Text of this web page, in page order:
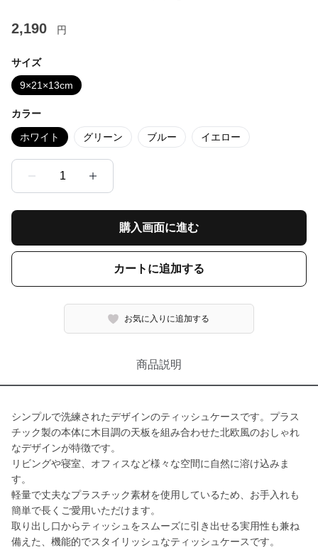
2,190 円
サイズ
9×21×13cm
カラー
ホワイト グリーン ブルー イエロー
1
購入画面に進む
カートに追加する
お気に入りに追加する
商品説明
シンプルで洗練されたデザインのティッシュケースです。プラス
チック製の本体に木目調の天板を組み合わせた北欧風のおしゃれ
なデザインが特徴です。
リビングや寝室、オフィスなど様々な空間に自然に溶け込みま
す。
軽量で丈夫なプラスチック素材を使用しているため、お手入れも
簡単で長くご愛用いただけます。
取り出し口からティッシュをスムーズに引き出せる実用性も兼ね
備えた、機能的でスタイリッシュなティッシュケースです。